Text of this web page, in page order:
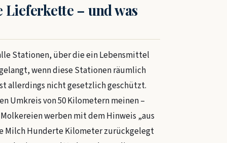
Lieferkette – und was
Stationen, über die ein Lebensmittel
wenn diese Stationen räumlich
allerdings nicht gesetzlich geschützt.
Umkreis von 50 Kilometern meinen –
werben mit dem Hinweis „aus
Milch Hunderte Kilometer zurückgelegt